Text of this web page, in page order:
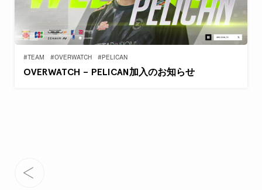
#TEAM #OVERWATCH #PELICAN
OVERWATCH – PELICAN加入のお知らせ